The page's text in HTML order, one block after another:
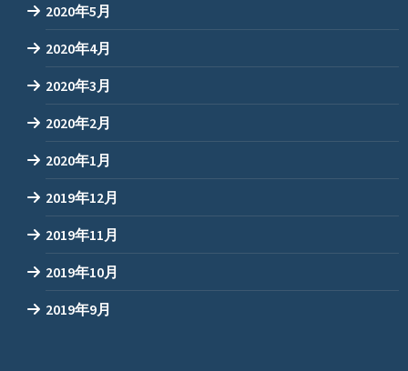
2020年5月
2020年4月
2020年3月
2020年2月
2020年1月
2019年12月
2019年11月
2019年10月
2019年9月